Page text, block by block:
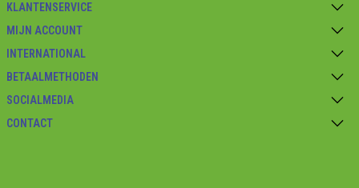
KLANTENSERVICE
MIJN ACCOUNT
INTERNATIONAL
BETAALMETHODEN
SOCIALMEDIA
CONTACT